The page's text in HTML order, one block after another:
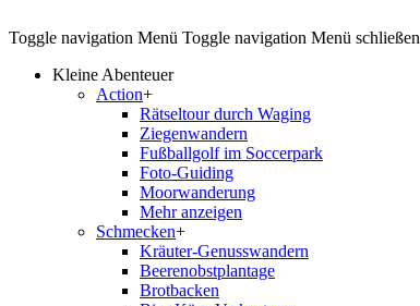
Toggle navigation Menü Toggle navigation Menü schließen
Kleine Abenteuer
Action+
Rätseltour durch Waging
Ziegenwandern
Fußballgolf im Soccerpark
Foto-Guiding
Moorwanderung
Mehr anzeigen
Schmecken+
Kräuter-Genusswandern
Beerenobstplantage
Brotbacken